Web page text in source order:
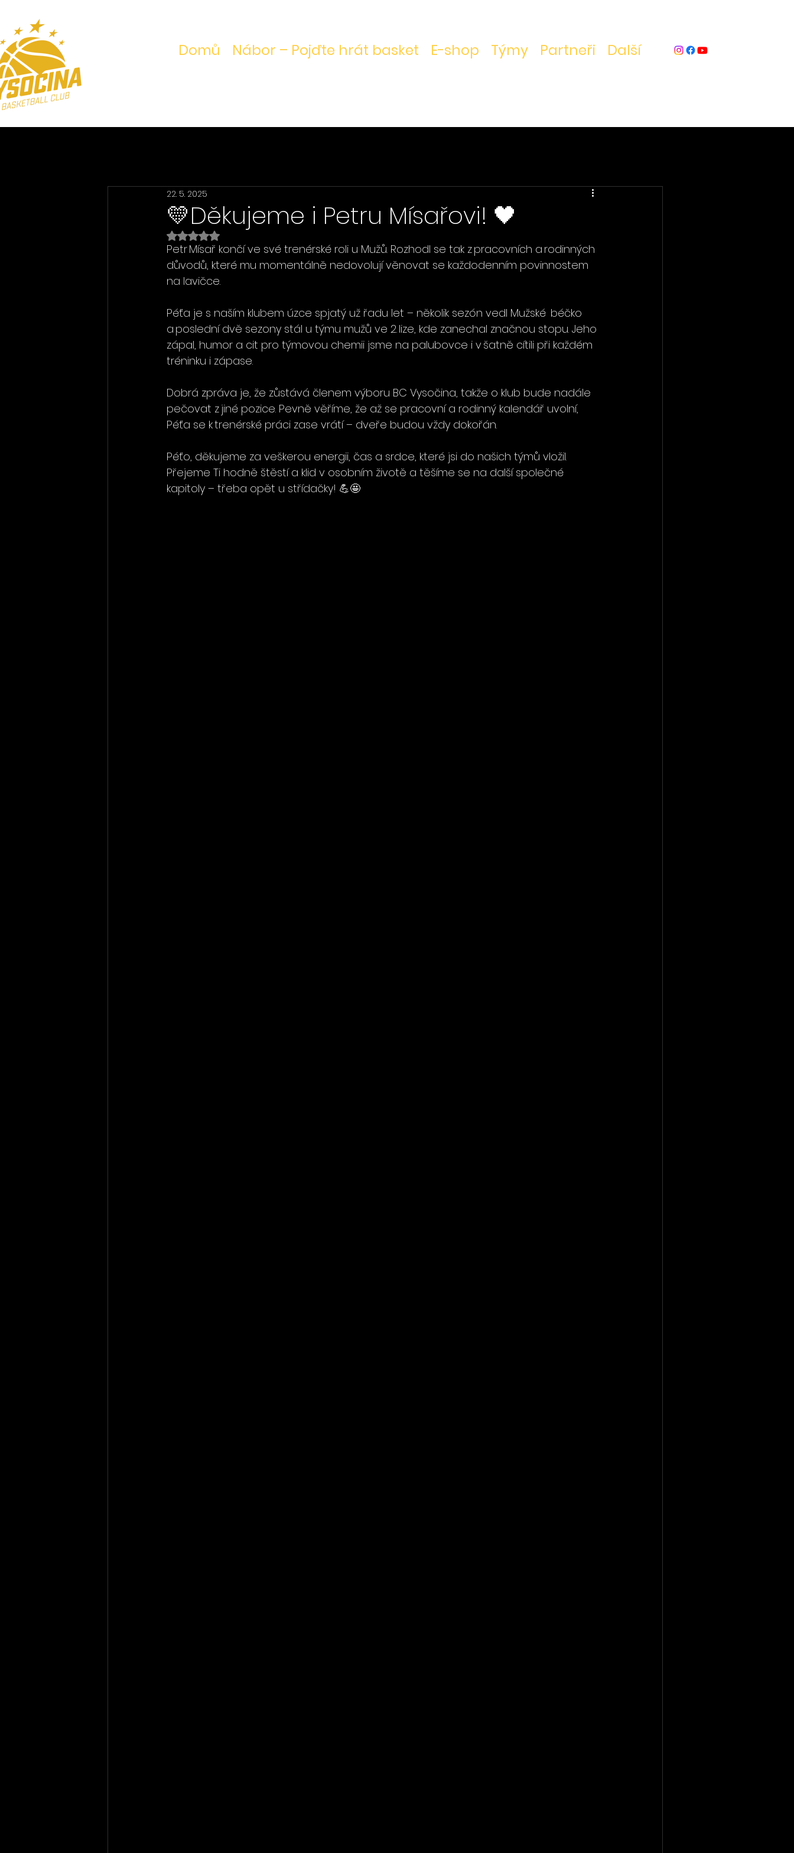
Domů Nábor – Pojďte hrát basket E-shop Týmy Partneři Další
💛Děkujeme i Petru Mísařovi! 🖤
22. 5. 2025
Hodnoceno NaN z 5 hvězdiček.
Petr Mísař končí ve své trenérské roli u Mužů. Rozhodl se tak z pracovních a rodinných
důvodů, které mu momentálně nedovolují věnovat se každodenním povinnostem
na lavičce.
Péťa je s naším klubem úzce spjatý už řadu let – několik sezón vedl Mužské  béčko
a poslední dvě sezony stál u týmu mužů ve 2. lize, kde zanechal značnou stopu. Jeho
zápal, humor a cit pro týmovou chemii jsme na palubovce i v šatně cítili při každém
tréninku i zápase.
Dobrá zpráva je, že zůstává členem výboru BC Vysočina, takže o klub bude nadále
pečovat z jiné pozice. Pevně věříme, že až se pracovní a rodinný kalendář uvolní,
Péťa se k trenérské práci zase vrátí – dveře budou vždy dokořán.
Péťo, děkujeme za veškerou energii, čas a srdce, které jsi do našich týmů vložil.
Přejeme Ti hodně štěstí a klid v osobním životě a těšíme se na další společné
kapitoly – třeba opět u střídačky! 💪🤩